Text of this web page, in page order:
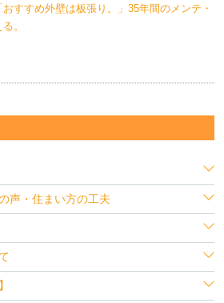
おすすめ外壁は板張り。」35年間のメンテ・
。
声・住まい方の工夫